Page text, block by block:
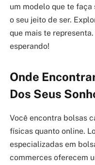
um modelo que te
o seu jeito de ser.
que mais te
esperando!
Onde
Dos Seus
Você encontra bolsas
físicas quanto online.
especializadas em
commerces oferecem